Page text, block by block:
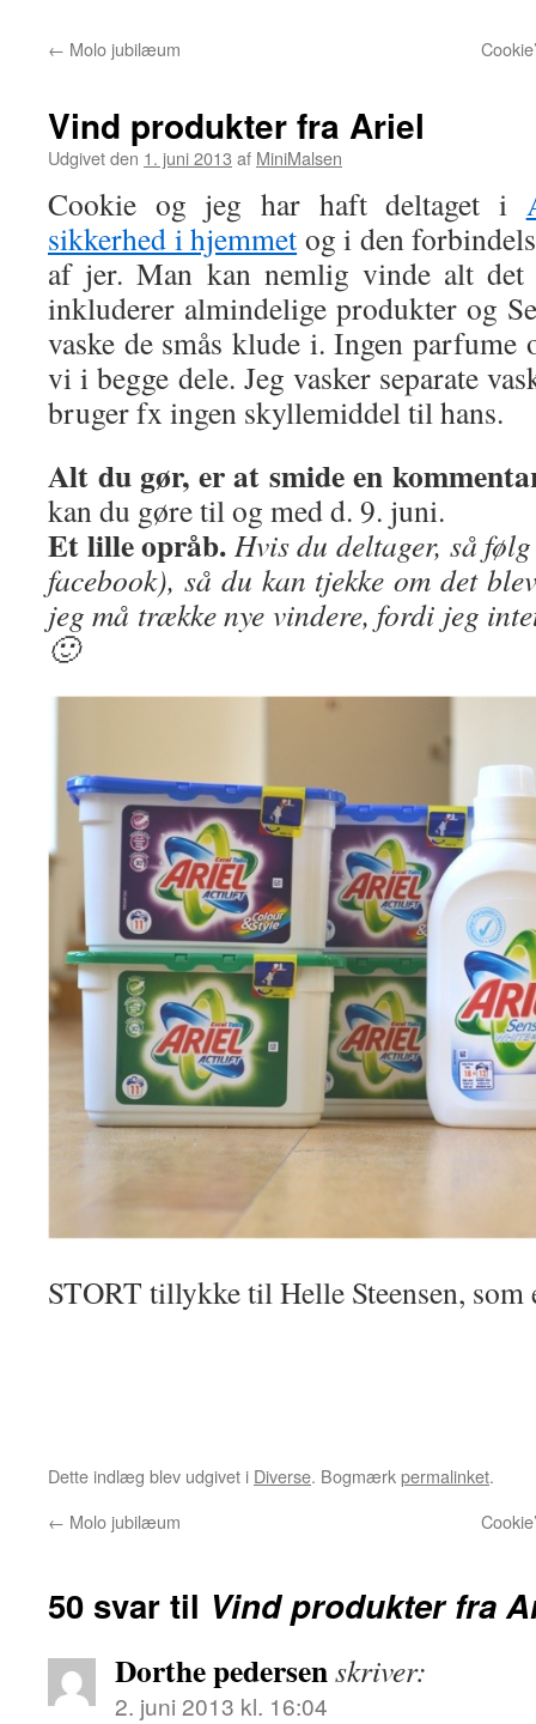
← Molo jubilæum
Vind produkter fra Ariel
Udgivet den 1. juni 2013 af MiniMalsen
Cookie og jeg har haft deltaget i
sikkerhed i hjemmet og i den
af jer. Man kan nemlig vinde alt det
inkluderer almindelige produkter og
vaske de smås klude i. Ingen parfume
vi i begge dele. Jeg vasker separate
bruger fx ingen skyllemiddel til hans.
Alt du gør, er at smide en
kan du gøre til og med d. 9. juni.
Et lille opråb. Hvis du deltager, så
facebook), så du kan tjekke om det
jeg må trække nye vindere, fordi jeg
🙂
STORT tillykke til Helle Steensen,
Dette indlæg blev udgivet i Diverse. Bogmærkpermalinket.
← Molo jubilæum
50 svar til Vind produkter fra
Dorthe pedersenskriver:
2. juni 2013 kl. 16:04